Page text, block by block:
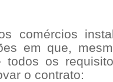
comércios
em que,
todos os
o contrato: